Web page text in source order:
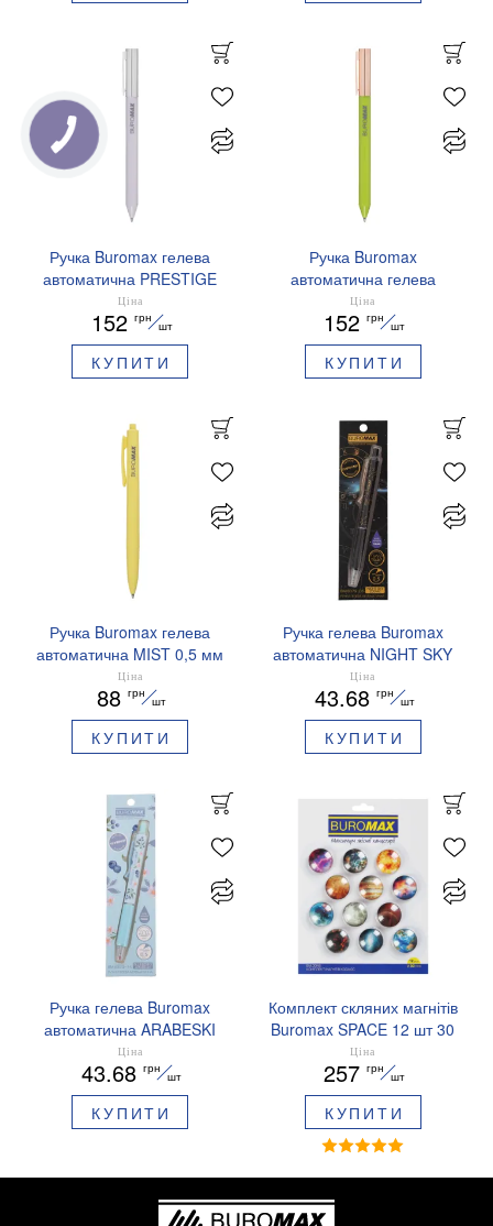
Ручка Buromax гелева
автоматична PRESTIGE
SILVER 0,5 мм сині
чорнила BM.83102
Ціна
152 грн
шт
КУПИТИ
Ручка Buromax
автоматична гелева
PRESTIGE GOLD 0,5 мм
сині чорнила BM.83101
Ціна
152 грн
шт
КУПИТИ
Ручка Buromax гелева
автоматична MIST 0,5 мм
сині чорнила BM.83103
Ціна
88 грн
шт
КУПИТИ
Ручка гелева Buromax
автоматична NIGHT SKY
ZODIAC 0.5 мм
ароматизований грип синє
чорнило BM.8379-01
Ціна
43.68 грн
шт
КУПИТИ
Ручка гелева Buromax
автоматична ARABESKI
0.5 мм ароматизований
грип синє чорнило в
блістері BM.8379-02
Ціна
43.68 грн
шт
КУПИТИ
Комплект скляних магнітів
Buromax SPACE 12 шт 30
мм BM.0048
Ціна
257 грн
шт
КУПИТИ